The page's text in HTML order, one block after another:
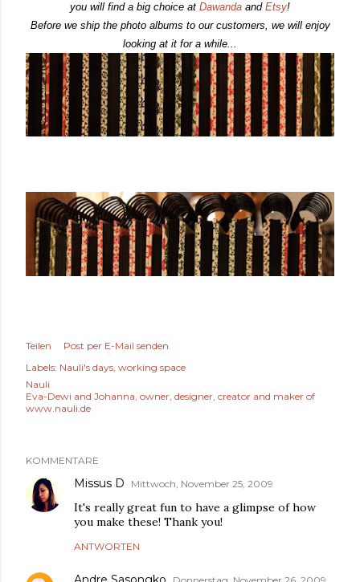
you will find a big choice at Dawanda andEtsy!
Before we ship the photo albums to our customers, we will enjoy
looking at it for a while...
Teilen
Post per E-Mail senden
Labels: Nauli's days working space
Nauli
Eva-Dewi and Johanna, owner, designer, creator and maker of
www.nauli.de
KOMMENTARE
Missus D Mittwoch, November 25, 2009
It's really great fun to have a glimpse of how
you make these! Thank you!
ANTWORTEN